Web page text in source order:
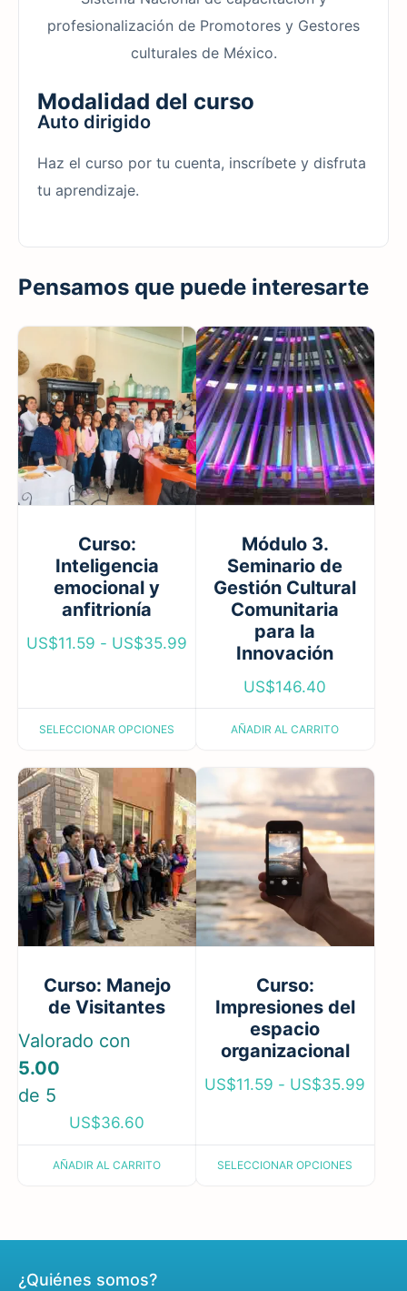
profesionalización de Promotores y Gestores
culturales de México.
Modalidad del curso
Auto dirigido
Haz el curso por tu cuenta, inscríbete y disfruta
tu aprendizaje.
Pensamos que puede interesarte
Curso:
Inteligencia
emocional y
anfitrionía
US$11.59 - US$35.99
SELECCIONAR OPCIONES
Módulo 3.
Seminario de
Gestión Cultural
Comunitaria
para la
Innovación
US$146.40
AÑADIR AL CARRITO
Curso: Manejo
de Visitantes
Valorado con
5.00
de 5
US$36.60
AÑADIR AL CARRITO
Curso:
Impresiones del
espacio
organizacional
US$11.59 - US$35.99
SELECCIONAR OPCIONES
¿Quiénes somos?